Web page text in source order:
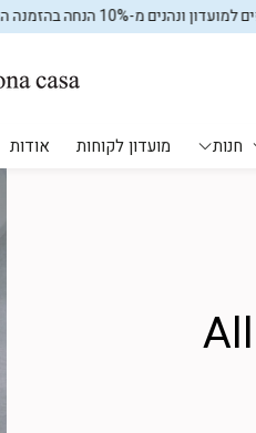
הראשונה
אחסון
חנות
אחסון וארגון
מועדון לקוחות אודות